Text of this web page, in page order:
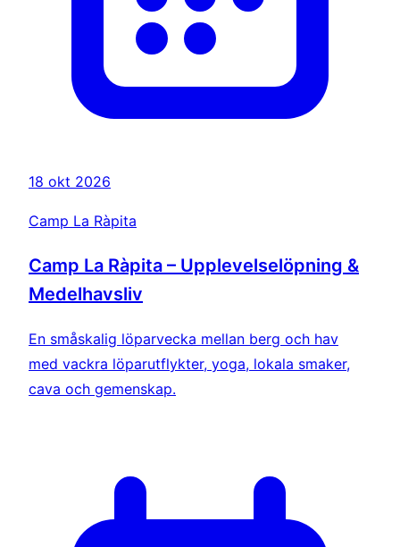
18 okt 2026
Camp La Ràpita
Camp La Ràpita – Upplevelselöpning &
Medelhavsliv
En småskalig löparvecka mellan berg och hav
med vackra löparutflykter, yoga, lokala smaker,
cava och gemenskap.